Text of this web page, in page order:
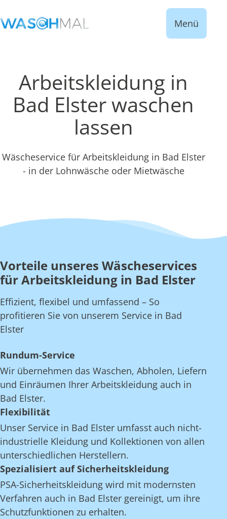
Menü
Arbeitskleidung in
Bad Elster waschen
lassen
Wäscheservice für Arbeitskleidung in Bad Elster
- in der Lohnwäsche oder Mietwäsche
Vorteile unseres Wäscheservices
für Arbeitskleidung in Bad Elster
Effizient, flexibel und umfassend – So
profitieren Sie von unserem Service in Bad
Elster
Rundum-Service
Wir übernehmen das Waschen, Abholen, Liefern
und Einräumen Ihrer Arbeitskleidung auch in
Bad Elster.
Flexibilität
Unser Service in Bad Elster umfasst auch nicht-
industrielle Kleidung und Kollektionen von allen
unterschiedlichen Herstellern.
Spezialisiert auf Sicherheitskleidung
PSA-Sicherheitskleidung wird mit modernsten
Verfahren auch in Bad Elster gereinigt, um ihre
Schutzfunktionen zu erhalten.